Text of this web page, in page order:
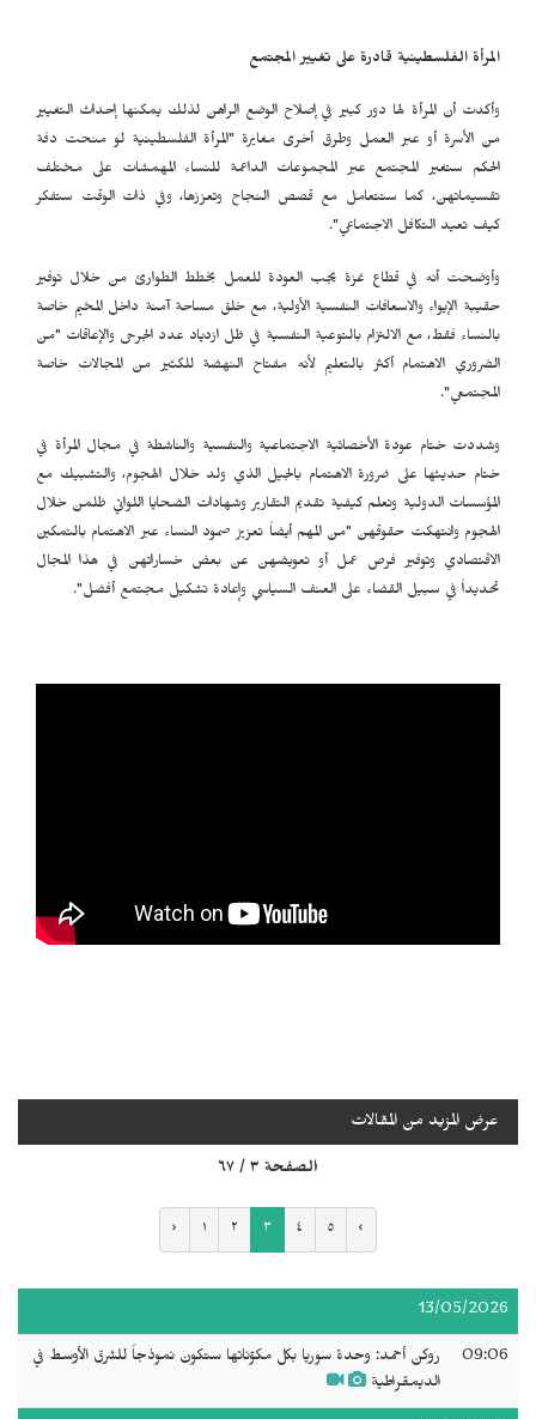
المرأة الفلسطينية قادرة على تغيير المجتمع
وأكدت أن المرأة لها دور كبير في إصلاح الوضع الراهن لذلك يمكنها إحداث التغيير
من الأسرة أو عبر العمل وطرق أخرى مغايرة "المرأة الفلسطينية لو منحت دفة
الحكم ستغير المجتمع عبر المجموعات الداعمة للنساء المهمشات على مختلف
تقسيماتهن، كما ستتعامل مع قصص النجاح وتعززها، وفي ذات الوقت ستفكر
كيف تعيد التكافل الاجتماعي".
وأوضحت أنه في قطاع غزة يجب العودة للعمل بخطط الطوارئ من خلال توفير
حقيبة الإيواء والاسعافات النفسية الأولية، مع خلق مساحة آمنة داخل المخيم خاصة
بالنساء فقط، مع الالتزام بالتوعية النفسية في ظل ازدياد عدد الجرحى والإعاقات "من
الضروري الاهتمام أكثر بالتعليم لأنه مفتاح النهضة للكثير من المجالات خاصة
المجتمعي".
وشددت ختام عودة الأخصائية الاجتماعية والنفسية والناشطة في مجال المرأة في
ختام حديثها على ضرورة الاهتمام بالجيل الذي ولد خلال الهجوم، والتشبيك مع
المؤسسات الدولية وتعلم كيفية تقديم التقارير وشهادات الضحايا اللواتي ظلمن خلال
الهجوم وانتهكت حقوقهن "من المهم أيضاً تعزيز صمود النساء عبر الاهتمام بالتمكين
الاقتصادي وتوفير فرص عمل أو تعويضهن عن بعض خساراتهن في هذا المجال
تحديداً في سبيل القضاء على العنف السياسي وإعادة تشكيل مجتمع أفضل".
عرض المزيد من المقالات
الصفحة ٣ / ٦٧
‹ ١ ٢ ٣ ٤ ٥ ›
13/05/2026
09:06
روكن أحمد: وحدة سوريا بكل مكوّناتها ستكون نموذجاً للشرق الأوسط في
الديمقراطية